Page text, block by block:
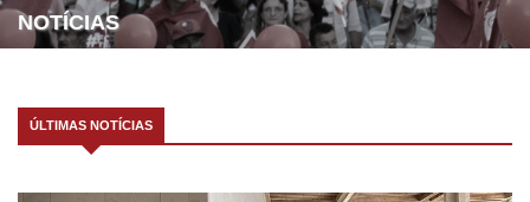
NOTÍCIAS
ÚLTIMAS NOTÍCIAS